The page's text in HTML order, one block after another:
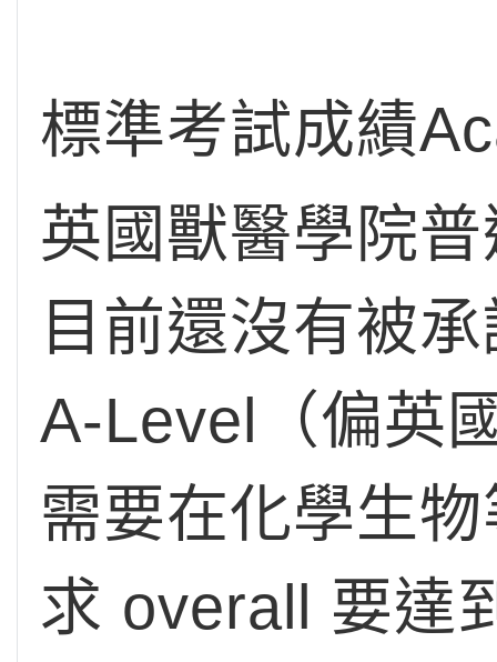
標準考試成績
英國獸醫學院
目前還沒有被
A-Level（偏英
需要在化學生
求 overall 要達